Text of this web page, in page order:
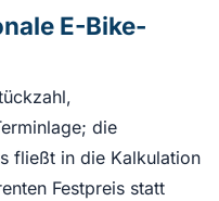
E-Bike-
die
fließt in die Kalkulation
Festpreis statt